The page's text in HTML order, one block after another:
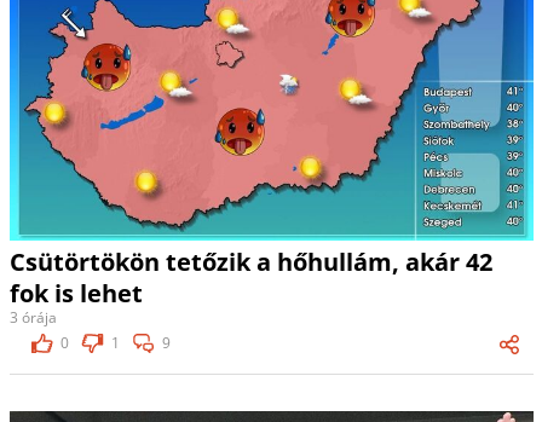
Csütörtökön tetőzik a hőhullám, akár 42
fok is lehet
3 órája
0
1 9